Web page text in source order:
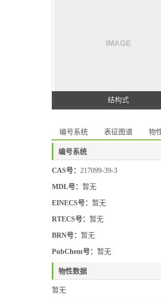
结构式
编号系统 表征图谱 物
编号系统
CAS号： 217099-39-3
MDL号： 暂无
EINECS号： 暂无
RTECS号： 暂无
BRN号： 暂无
PubChem号： 暂无
物性数据
暂无